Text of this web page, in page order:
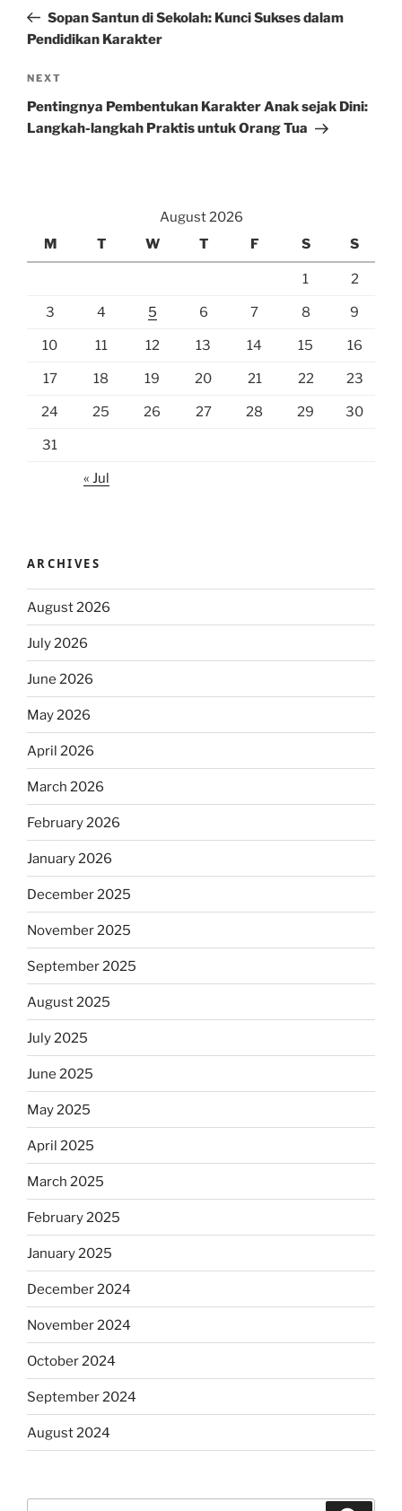
PostSopan Santun di Sekolah: Kunci Sukses dalam
Pendidikan Karakter
Next
Post
NEXT
Pentingnya Pembentukan Karakter Anak sejak Dini:
Langkah-langkah Praktis untuk Orang Tua
August 2026
M
T W T F S S
1 2
3 4 5 6 7 8 9
10 11 12 13 14 15 16
17 18 19 20 21 22 23
24 25 26 27 28 29 30
31
« Jul
ARCHIVES
August 2026
July 2026
June 2026
May 2026
April 2026
March 2026
February 2026
January 2026
December 2025
November 2025
September 2025
August 2025
July 2025
June 2025
May 2025
April 2025
March 2025
February 2025
January 2025
December 2024
November 2024
October 2024
September 2024
August 2024